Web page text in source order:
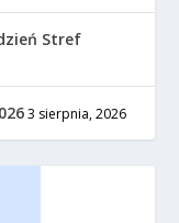
Stref
3 sierpnia, 2026